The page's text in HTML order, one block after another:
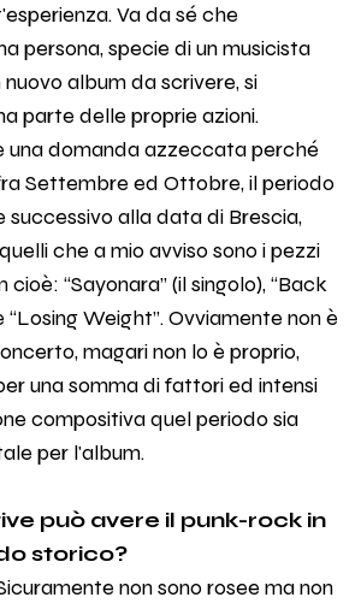
Va da sé che
persona, specie di un musicista
album da scrivere, si
parte delle proprie azioni.
domanda azzeccata perché
Settembre ed Ottobre, il periodo
alla data di Brescia,
che a mio avviso sono i pezzi
“Sayonara” (il singolo), “Back
Weight”. Ovviamente non è
magari non lo è proprio,
una somma di fattori ed intensi
compositiva quel periodo sia
per l'album.
può avere il punk-rock in
storico?
non sono rosee ma non